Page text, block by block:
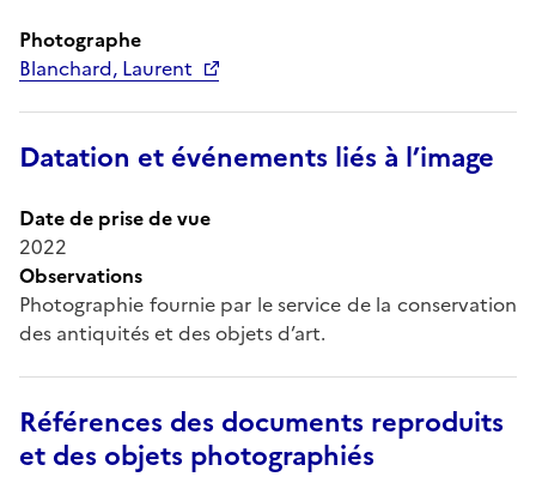
Photographe
Blanchard, Laurent
Datation et événements liés à l’image
Date de prise de vue
2022
Observations
Photographie fournie par le service de la conservation
des antiquités et des objets d’art.
Références des documents reproduits
et des objets photographiés